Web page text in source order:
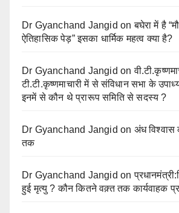
Dr Gyanchand Jangid onबघेरा में है
ऐतिहासिक पेड़” इसका धार्मिक महत्व क्या है?
Dr Gyanchand Jangid on
टी.टी.कृष्णमाचारी में से संविधान सभा के
इनमें से कौन थे प्रारूप समिति से सदस्य ?
Dr Gyanchand Jangid on अंध
तक
Dr Gyanchand Jangid on
हुई मृत्यु ? कौन कितने वक़्त तक कार्यवाहक